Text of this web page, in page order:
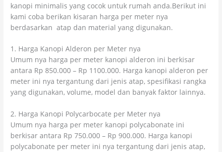
kanopi minimalis yang cocok untuk rumah anda.Berikut ini
kami coba berikan kisaran harga per meter nya
berdasarkan atap dan material yang digunakan.
1. Harga Kanopi Alderon per Meter nya
Umum nya harga per meter kanopi alderon ini berkisar
antara Rp 850.000 – Rp 1100.000. Harga kanopi alderon per
meter ini nya tergantung dari jenis atap, spesifikasi rangka
yang digunakan, volume, model dan banyak faktor lainnya.
2. Harga Kanopi Polycarbocate per Meter nya
Umum nya harga per meter kanopi polycabonate ini
berkisar antara Rp 750.000 – Rp 900.000. Harga kanopi
polycabonate per meter ini nya tergantung dari jenis atap,